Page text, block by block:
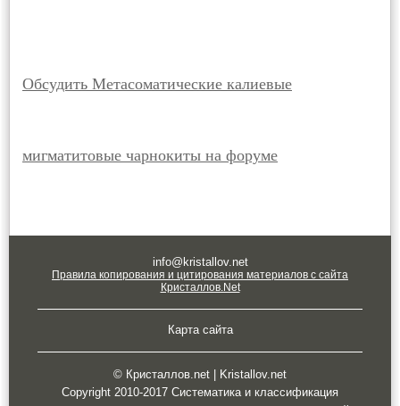
Обсудить Метасоматические калиевые
мигматитовые чарнокиты на форуме
info@kristallov.net
Правила копирования и цитирования материалов с сайта
Кристаллов.Net
Карта сайта
© Кристаллов.net | Kristallov.net
Copyright 2010-2017 Систематика и классификация